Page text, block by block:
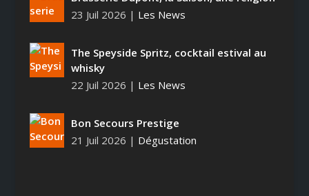
23 Juil 2026 | Les News
The Speyside Spritz, cocktail estival au
whisky
22 Juil 2026 | Les News
Bon Secours Prestige
21 Juil 2026 | Dégustation